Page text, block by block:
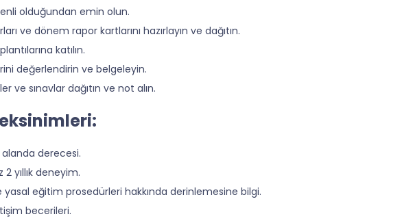
olduğundan emin olun.
ve dönem rapor kartlarını hazırlayın ve dağıtın.
katılın.
değerlendirin ve belgeleyin.
ve sınavlar dağıtın ve not alın.
derecesi.
yıllık deneyim.
eğitim prosedürleri hakkında derinlemesine bilgi.
becerileri.